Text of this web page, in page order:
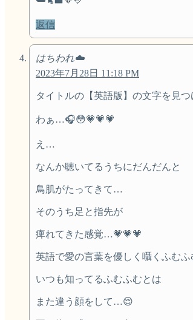
返信
はちわれ☁️
2023年7月28日 11:18 PM
タイトルの【英語版】の文字を見
わぁ…🎧😳💗💗💗
え…
なんか聴いてるうちにだんだんと
鳥肌がたってきて…
そのうち足と指先が
痺れてきた感覚…💗💗💗
英語で愛の言葉を優しく囁くふむふ
いつも知ってるふむふむとは
また違う顔をして…😌